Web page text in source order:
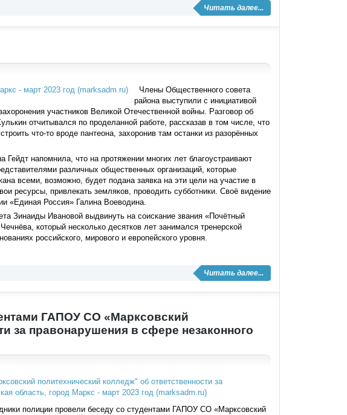
Читать далее...
Члены Общественного совета
района выступили с инициативой
участников Великой Отечественной войны. Разговор об
отчитывался по проделанной работе, рассказав в том числе, что
что-то вроде пантеона, захоронив там останки из разорённых
напомнила, что на протяжении многих лет благоустраивают
различных общественных организаций, которые
всеми, возможно, будет подана заявка на эти цели на участие в
ресурсы, привлекать земляков, проводить субботники. Своё видение
«Единая Россия» Галина Воеводина.
Зинаиды Ивановой выдвинуть на соискание звания «Почётный
который несколько десятков лет занимался тренерской
российского, мирового и европейского уровня.
Читать далее...
ГАПОУ СО «Марксовский
за правонарушения в сфере незаконного
полиции провели беседу со студентами ГАПОУ СО «Марксовский